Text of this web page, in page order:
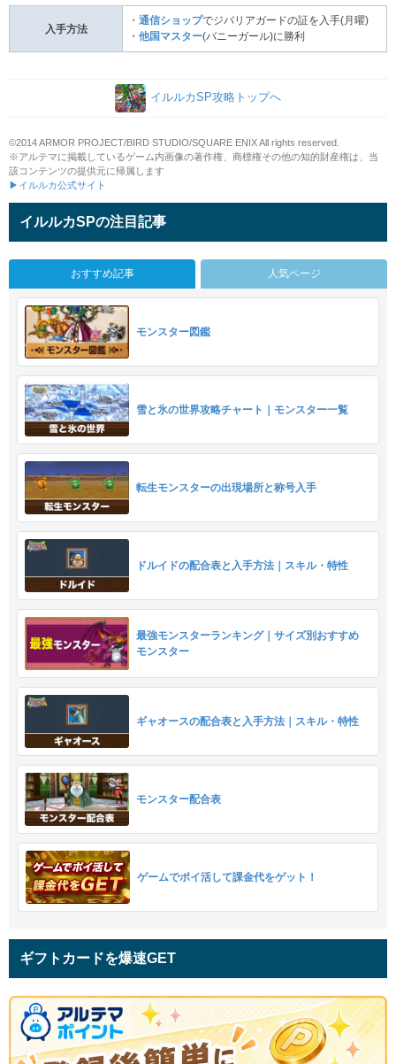
入手方法
・ 通信ショップでジバリアガードの証を入手(月曜)
・ 他国マスター(バニーガール)に勝利
イルルカSP攻略トップへ
©2014 ARMOR PROJECT/BIRD STUDIO/SQUARE ENIX All rights reserved.
※アルテマに掲載しているゲーム内画像の著作権、商標権その他の知的財産権は、当
該コンテンツの提供元に帰属します
▶イルルカ公式サイト
イルルカSPの注目記事
おすすめ記事 人気ページ
モンスター図鑑
雪と氷の世界攻略チャート｜モンスター一覧
転生モンスターの出現場所と称号入手
ドルイドの配合表と入手方法｜スキル・特性
最強モンスターランキング｜サイズ別おすすめ
モンスター
ギャオースの配合表と入手方法｜スキル・特性
モンスター配合表
ゲームでポイ活して課金代をゲット！
ギフトカードを爆速GET